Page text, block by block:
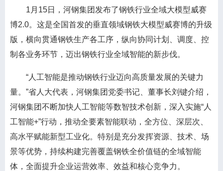
1月15日，河钢集团发布了钢铁行业全域大模型威赛
博2.0。这是全国首发的垂直领域钢铁大模型威赛博的升级
版，横向贯通钢铁生产各工序，纵向协同计划、调度、控
制各业务环节，迈出钢铁行业全域智能的新步伐。
“人工智能是推动钢铁行业迈向高质量发展的关键力
量。”省人大代表，河钢集团党委书记、董事长刘键介绍，
河钢集团不断加快人工智能等数智技术创新，深入实施“人
工智能+”行动，推动全要素智能联动，全方位、深层次、
高水平赋能新型工业化。特别是充分发挥资源、技术、场
景等优势，持续构建完善覆盖钢铁全价值链的全域智能
体，全面提升企业运营效率、效益和核心竞争力。